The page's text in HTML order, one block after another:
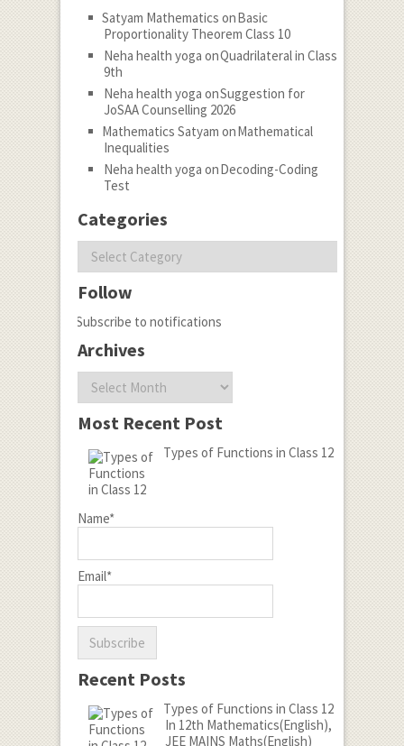
Satyam Mathematics onBasic
Proportionality Theorem Class 10
Neha health yoga onQuadrilateral in Class
9th
Neha health yoga onSuggestion for
JoSAA Counselling 2026
Mathematics Satyam onMathematical
Inequalities
Neha health yoga onDecoding-Coding
Test
Categories
Categories
Follow
Subscribe to notifications
Archives
Archives
Most Recent Post
Types of Functions in Class 12
Name*
Email*
Recent Posts
Types of Functions in Class 12
In 12th Mathematics(English),
JEE MAINS Maths(English)